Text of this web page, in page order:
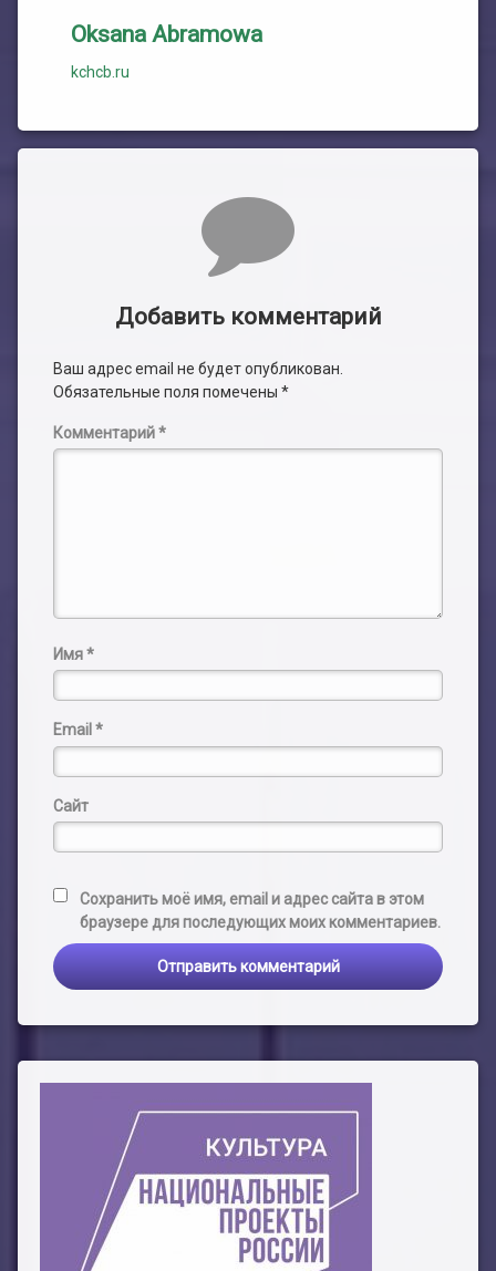
Oksana Abramowa
kchcb.ru
Добавить комментарий
Ваш адрес email не будет опубликован.
Обязательные поля помечены *
Комментарий*
Имя*
Email *
Сайт
Сохранить моё имя, email и адрес сайта в этом
браузере для последующих моих комментариев.